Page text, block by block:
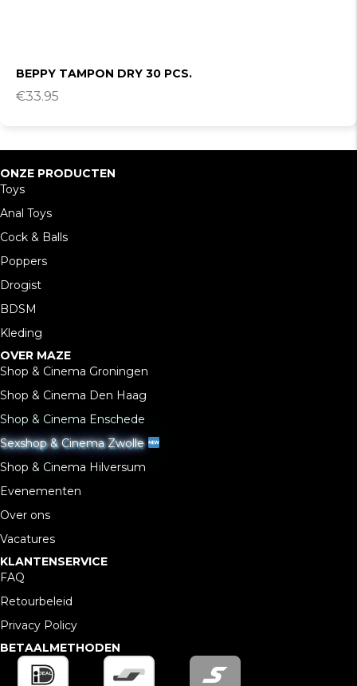
BEPPY TAMPON DRY 30 PCS.
€33.95
ONZE PRODUCTEN
Toys
Anal Toys
Cock & Balls
Poppers
Drogist
BDSM
Kleding
OVER MAZE
Shop & Cinema Groningen
Shop & Cinema Den Haag
Shop & Cinema Enschede
Sexshop & Cinema Zwolle
Shop & Cinema Hilversum
Evenementen
Over ons
Vacatures
KLANTENSERVICE
FAQ
Retourbeleid
Privacy Policy
BETAALMETHODEN